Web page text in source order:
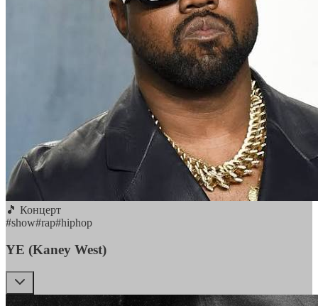
🎵 Концерт
#show#rap#hiphop
YE (Kaney West)